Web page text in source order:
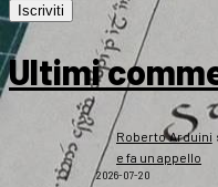
Ultimi
Roberto Arduini
e fa un appello
2026-07-20